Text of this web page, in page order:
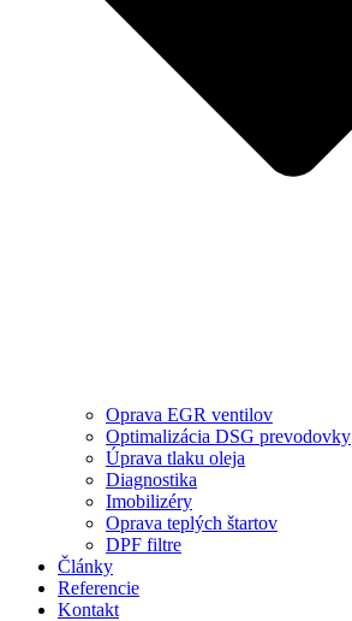
Oprava EGR ventilov
Optimalizácia DSG prevodovky
Úprava tlaku oleja
Diagnostika
Imobilizéry
Oprava teplých štartov
DPF filtre
Články
Referencie
Kontakt